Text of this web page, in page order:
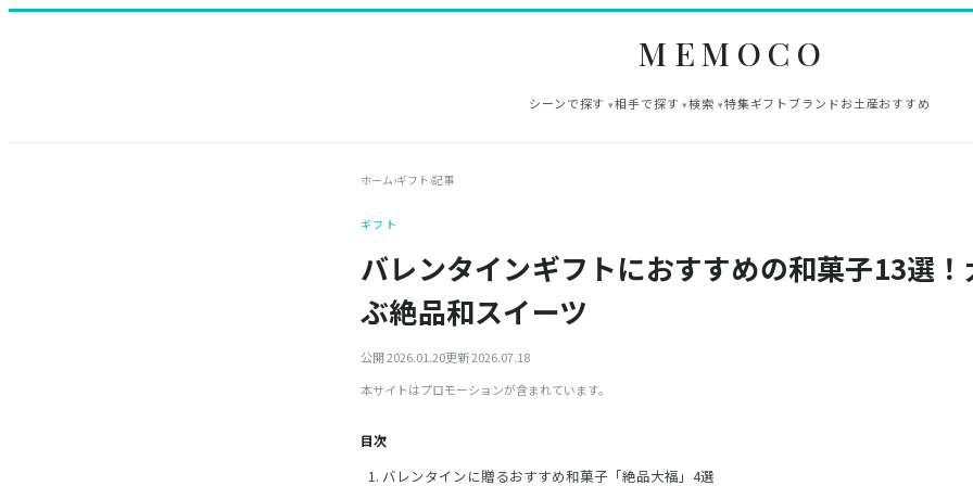
MEMOCO
シーンで探す 相手で探す 検索 特集ギフトブランドお土産おすすめ
ホーム›ギフト›記事
ギフト
バレンタインギフトにおすすめの和菓子13選
ぶ絶品和スイーツ
公開 2026.01.20更新 2026.07.18
本サイトはプロモーションが含まれています。
目次
バレンタインに贈るおすすめ和菓子「絶品大福」4選